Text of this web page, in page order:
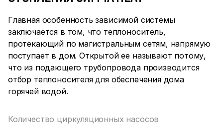
Главная особенность зависимой системы
заключается в том, что теплоноситель,
протекающий по магистральным сетям, напрямую
поступает в дом. Открытой ее называют потому,
что из подающего трубопровода производится
отбор теплоносителя для обеспечения дома
горячей водой.
Количество циркуляционных насосов